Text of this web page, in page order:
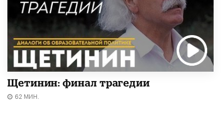
Щетинин: финал трагедии
62 МИН.